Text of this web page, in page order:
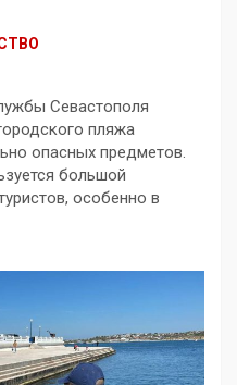
Севастополя
пляжа
опасных предметов.
большой
особенно в